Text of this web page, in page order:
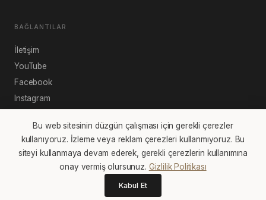
BAĞLANTILAR
İletişim
YouTube
Facebook
Instagram
© Dr Alptekin Aydın. Cosmos Healthcare Ltd. Kurucusu.
Gizlilik PolitikasıKVKK
Bu web sitesinin düzgün çalışması için gerekli çerezler
kullanıyoruz. İzleme veya reklam çerezleri kullanmıyoruz. Bu
siteyi kullanmaya devam ederek, gerekli çerezlerin kullanımına
onay vermiş olursunuz. Gizlilik Politikası
Kabul Et